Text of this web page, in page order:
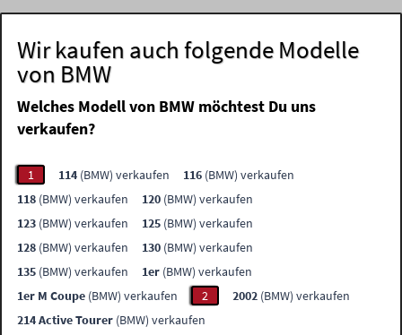
Wir kaufen auch folgende Modelle
von BMW
Welches Modell von BMW möchtest Du uns
verkaufen?
1 114 (BMW) verkaufen 116 (BMW) verkaufen
118 (BMW) verkaufen 120 (BMW) verkaufen
123 (BMW) verkaufen 125 (BMW) verkaufen
128 (BMW) verkaufen 130 (BMW) verkaufen
135 (BMW) verkaufen 1er (BMW) verkaufen
1er M Coupe (BMW) verkaufen 2 2002 (BMW) verkaufen
214 Active Tourer (BMW) verkaufen